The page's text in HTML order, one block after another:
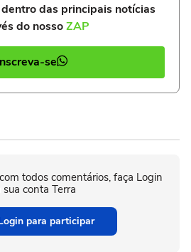
das principais notícias
do nossoZAP
se
todos comentários, faça Login
sua conta Terra
para participar